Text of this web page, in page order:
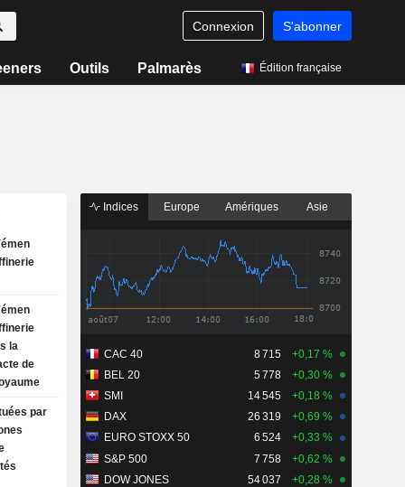
Connexion S'abonner
Outils Palmarès Édition française
la
de
par
Indices Europe Amériques Asie
CAC 40 8 715
+0,17 %
BEL 20
5 778
+0,30 %
SMI
14 545
+0,18 %
DAX
26 319
+0,69 %
EURO STOXX 50
6 524
+0,33 %
S&P 500
7 758
+0,62 %
DOW JONES
54 037
+0,28 %